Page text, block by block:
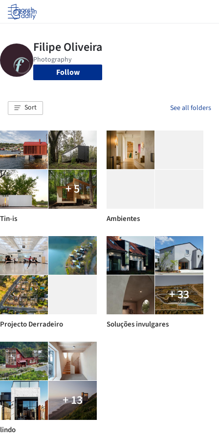
Log in
Follow
Sort See all folders
+ 5
Tin-is Ambientes
Projecto Derradeiro
+ 33
Soluções invulgares
+ 13
lindo